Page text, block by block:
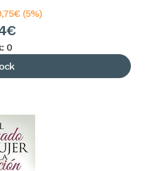
(5%)
0